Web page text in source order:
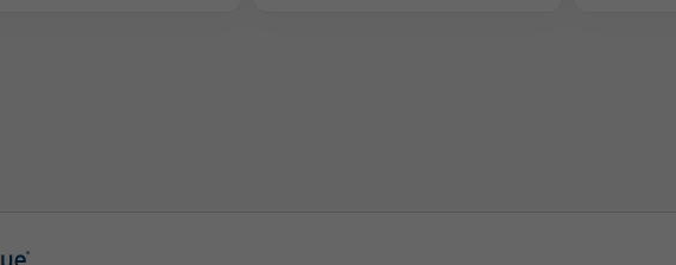
Indeks UV